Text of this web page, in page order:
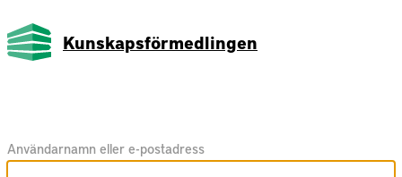
Kunskapsförmedlingen
Användarnamn eller e-postadress